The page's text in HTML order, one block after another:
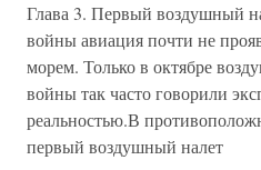
Глава 3. Первый воздушный
войны авиация почти не
морем. Только в октябре
войны так часто говорили
реальностью.В
первый воздушный налет